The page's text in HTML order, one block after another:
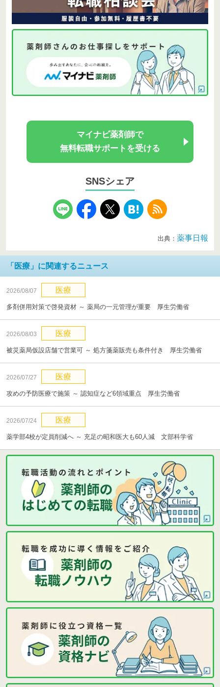
マイナビ薬剤師で
無料転職サポートを受ける
SNSシェア
出典： 薬事日報
「医療」に関連するニュース
2026/08/07 医療
多剤併用対策で啓発資材 ～ 薬局の一元管理が重要 厚生労働省
2026/08/03 医療
被災薬局仮設店舗で営業可 ～ 処方箋薬販売も条件付き 厚生労働省
2026/07/27 医療
攻めの予防医療で施策 ～ 認知症など6領域重点 厚生労働省
2026/07/24 医療
薬学部4校が定員削減へ ～ 充足の昭和医大も60人減 文部科学省